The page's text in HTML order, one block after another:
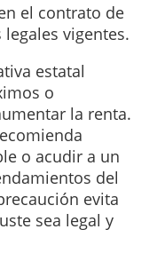
el contrato de
vigentes.
estatal
o
la renta.
o acudir a un
del
evita
sea legal y